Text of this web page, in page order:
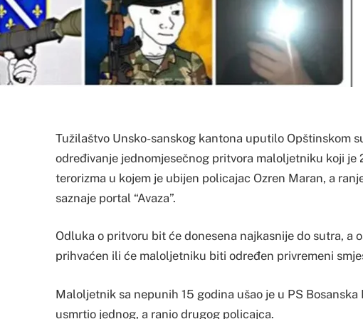
Tužilaštvo Unsko-sanskog kantona uputilo Opštinskom
određivanje jednomjesečnog pritvora maloljetniku koji
terorizma u kojem je ubijen policajac Ozren Maran, a
saznaje portal “Avaza”.
Odluka o pritvoru bit će donesena najkasnije do sutra, a
prihvaćen ili će maloljetniku biti određen privremeni
Maloljetnik sa nepunih 15 godina ušao je u PS Bosanska
usmrtio jednog, a ranio drugog policajca.